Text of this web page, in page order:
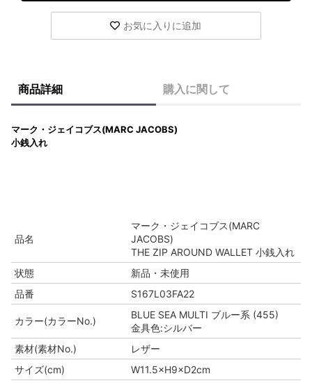
お気に入りに追加
商品詳細 購入に関して
マーク・ジェイコブス(MARC JACOBS)
小銭入れ
品名
マーク・ジェイコブス(MARC
JACOBS)
THE ZIP AROUND WALLET 小銭入れ
状態
新品・未使用
品番
S167L03FA22
カラー(カラーNo.)
BLUE SEA MULTI ブルー系 (455)
金具色:シルバー
素材(素材No.)
レザー
サイズ(cm)
W11.5×H9×D2cm